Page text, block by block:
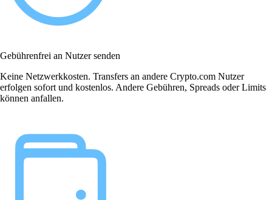
Gebührenfrei an Nutzer senden
Keine Netzwerkkosten. Transfers an andere Crypto.com Nutzer
erfolgen sofort und kostenlos. Andere Gebühren, Spreads oder Limits
können anfallen.